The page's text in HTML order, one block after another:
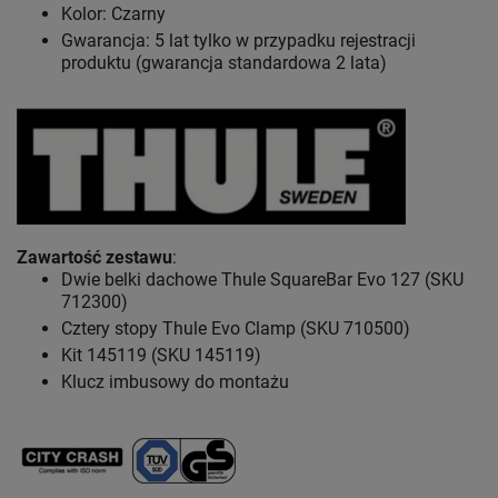
Kolor: Czarny
Gwarancja: 5 lat tylko w przypadku rejestracji
produktu (gwarancja standardowa 2 lata)
Zawartość zestawu:
Dwie belki dachowe Thule SquareBar Evo 127 (SKU
712300)
Cztery stopy Thule Evo Clamp (SKU 710500)
Kit 145119 (SKU 145119)
Klucz imbusowy do montażu